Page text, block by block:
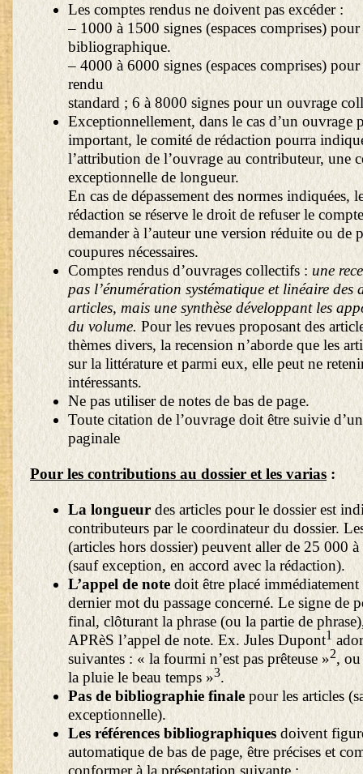
Les comptes rendus ne doivent pas excéder :
– 1000 à 1500 signes (espaces comprises)
bibliographique.
– 4000 à 6000 signes (espaces comprises)
rendu
standard ; 6 à 8000 signes pour un ouvrage
Exceptionnellement, dans le cas d’un ouvrage
important, le comité de rédaction pourra
l’attribution de l’ouvrage au contributeur, une
exceptionnelle de longueur.
En cas de dépassement des normes indiquées,
rédaction se réserve le droit de refuser le
demander à l’auteur une version réduite ou de
coupures nécessaires.
Comptes rendus d’ouvrages collectifs : une
pas l’énumération systématique et linéaire des
articles, mais une synthèse développant les
du volume. Pour les revues proposant des
thèmes divers, la recension n’aborde que les
sur la littérature et parmi eux, elle peut ne
intéressants.
Ne pas utiliser de notes de bas de page.
Toute citation de l’ouvrage doit être suivie
paginale
Pour les contributions au dossier et les varias:
La longueurdes articles pour le dossier est
contributeurs par le coordinateur du dossier.
(articles hors dossier) peuvent aller de 25 000
(sauf exception, en accord avec la rédaction).
L’appel de note doit être placé
dernier mot du passage concerné. Le signe de
final, clôturant la phrase (ou la partie de
APRèS l’appel de note. Ex. Jules Dupont1
suivantes : « la fourmi n’est pas prêteuse »2, ou
la pluie le beau temps »3.
Pas de bibliographie finalepour les articles
exceptionnelle).
Les références bibliographiquesdoivent
automatique de bas de page, être précises et
conformer à la présentation suivante :